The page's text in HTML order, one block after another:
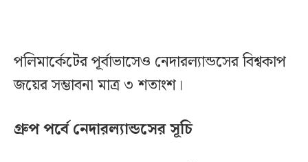
পলিমার্কেটের পূর্বাভাসেও নেদারল্যান্ডসের বিশ্বকাপ
জয়ের সম্ভাবনা মাত্র ৩ শতাংশ।
গ্রুপ পর্বে নেদারল্যান্ডসের সূচি